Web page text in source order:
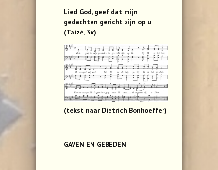
Lied God, geef dat mijn
gedachten gericht zijn op u
(Taizé, 3x)
(tekst naar Dietrich Bonhoeffer)
GAVEN EN GEBEDEN